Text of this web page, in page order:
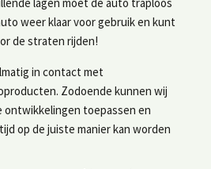
lagen moet de auto traploos
weer klaar voor gebruik en kunt
de straten rijden!
in contact met
Zodoende kunnen wij
ontwikkelingen toepassen en
op de juiste manier kan worden